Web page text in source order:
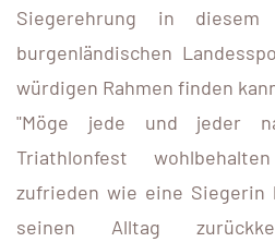
Siegerehrung in
burgenländischen
würdigen Rahmen finden
"Möge jede und jeder
Triathlonfest
zufrieden wie eine Siegerin
seinen Alltag